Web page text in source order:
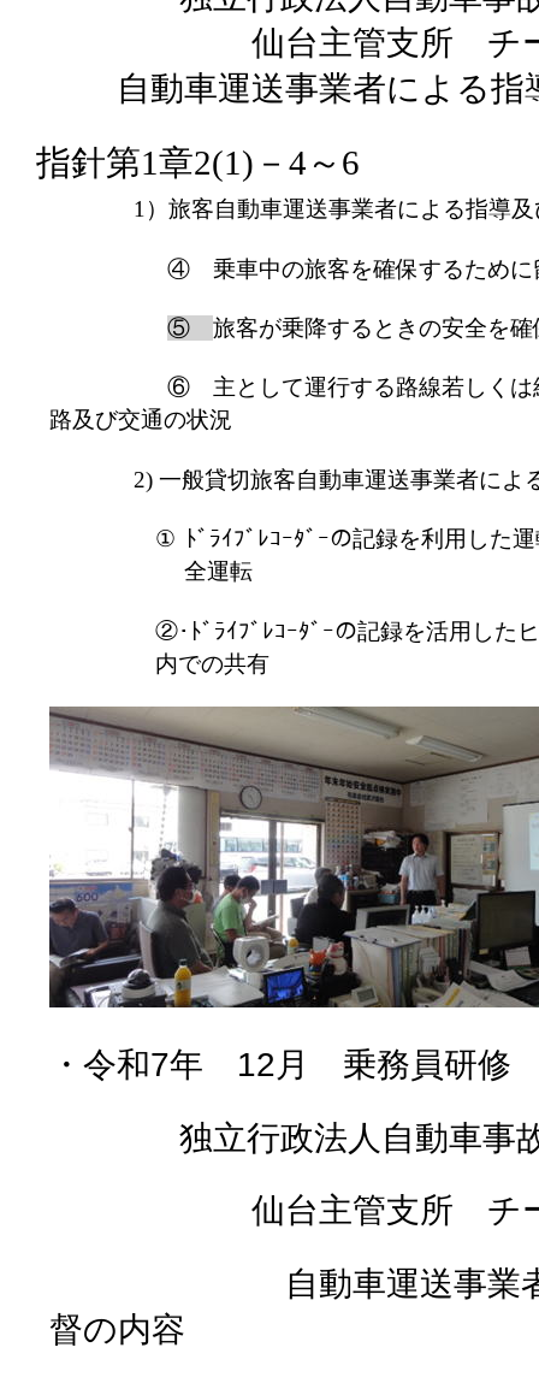
仙台主管支所 チー
自動車運送事業者による指
指針第1章2(1) － 4 ～ 6
1）旅客自動車運送事業者による指導
④ 乗車中の旅客を確保するために
⑤旅客が乗降するときの安全を
⑥ 主として運行する路線若しくは
路及び交通の状況
2)一般貸切旅客自動車運送事業者によ
①
ﾄﾞﾗｲﾌﾞﾚｺｰﾀﾞｰの記録を利用した
全運転
②･ﾄﾞﾗｲﾌﾞﾚｺｰﾀﾞｰの記録を活用した
内での共有
・令和7年 12月 乗務員研修
独立行政法人自動車事
仙台主管支所 チー
自動車運送事業者に
督の内容